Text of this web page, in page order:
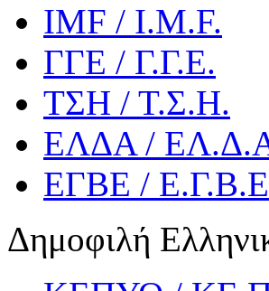
IMF / I.M.F.
ΓΓΕ / Γ.Γ.Ε.
ΤΣΗ / Τ.Σ.Η.
ΕΛΔΑ /
ΕΓΒΕ /
Δημοφιλή